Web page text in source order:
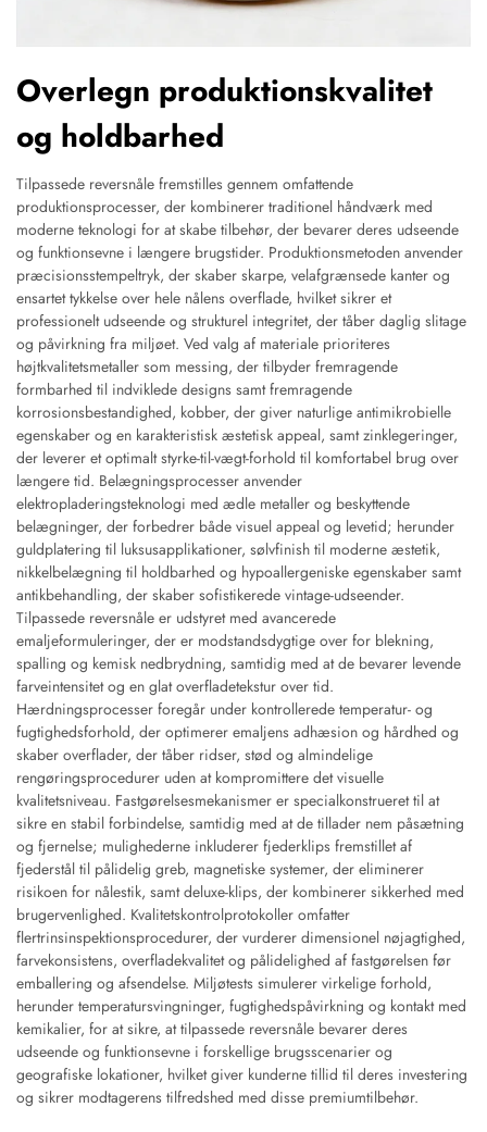
Overlegn produktionskvalitet
og holdbarhed
Tilpassede reversnåle fremstilles gennem omfattende
produktionsprocesser, der kombinerer traditionel håndværk med
moderne teknologi for at skabe tilbehør, der bevarer deres udseende
og funktionsevne i længere brugstider. Produktionsmetoden anvender
præcisionsstempeltryk, der skaber skarpe, velafgrænsede kanter og
ensartet tykkelse over hele nålens overflade, hvilket sikrer et
professionelt udseende og strukturel integritet, der tåber daglig slitage
og påvirkning fra miljøet. Ved valg af materiale prioriteres
højtkvalitetsmetaller som messing, der tilbyder fremragende
formbarhed til indviklede designs samt fremragende
korrosionsbestandighed, kobber, der giver naturlige antimikrobielle
egenskaber og en karakteristisk æstetisk appeal, samt zinklegeringer,
der leverer et optimalt styrke-til-vægt-forhold til komfortabel brug over
længere tid. Belægningsprocesser anvender
elektropladeringsteknologi med ædle metaller og beskyttende
belægninger, der forbedrer både visuel appeal og levetid; herunder
guldplatering til luksusapplikationer, sølvfinish til moderne æstetik,
nikkelbelægning til holdbarhed og hypoallergeniske egenskaber samt
antikbehandling, der skaber sofistikerede vintage-udseender.
Tilpassede reversnåle er udstyret med avancerede
emaljeformuleringer, der er modstandsdygtige over for blekning,
spalling og kemisk nedbrydning, samtidig med at de bevarer levende
farveintensitet og en glat overfladetekstur over tid.
Hærdningsprocesser foregår under kontrollerede temperatur- og
fugtighedsforhold, der optimerer emaljens adhæsion og hårdhed og
skaber overflader, der tåber ridser, stød og almindelige
rengøringsprocedurer uden at kompromittere det visuelle
kvalitetsniveau. Fastgørelsesmekanismer er specialkonstrueret til at
sikre en stabil forbindelse, samtidig med at de tillader nem påsætning
og fjernelse; mulighederne inkluderer fjederklips fremstillet af
fjederstål til pålidelig greb, magnetiske systemer, der eliminerer
risikoen for nålestik, samt deluxe-klips, der kombinerer sikkerhed med
brugervenlighed. Kvalitetskontrolprotokoller omfatter
flertrinsinspektionsprocedurer, der vurderer dimensionel nøjagtighed,
farvekonsistens, overfladekvalitet og pålidelighed af fastgørelsen før
emballering og afsendelse. Miljøtests simulerer virkelige forhold,
herunder temperatursvingninger, fugtighedspåvirkning og kontakt med
kemikalier, for at sikre, at tilpassede reversnåle bevarer deres
udseende og funktionsevne i forskellige brugsscenarier og
geografiske lokationer, hvilket giver kunderne tillid til deres investering
og sikrer modtagerens tilfredshed med disse premiumtilbehør.